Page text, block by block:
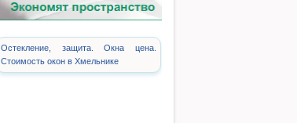
Остекление, защита. Окна цена.
Стоимость окон в Хмельнике